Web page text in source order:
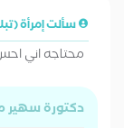
سألت إمرأة (تبلغ
محتاجه اني
دكتورة سهير